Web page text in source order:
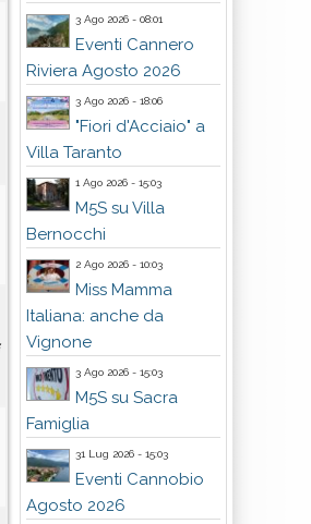
3 Ago 2026 - 08:01
Eventi Cannero
Riviera Agosto 2026
3 Ago 2026 - 18:06
"Fiori d'Acciaio" a
Villa Taranto
1 Ago 2026 - 15:03
M5S su Villa
Bernocchi
2 Ago 2026 - 10:03
Miss Mamma
Italiana: anche da
Vignone
3 Ago 2026 - 15:03
M5S su Sacra
Famiglia
31 Lug 2026 - 15:03
Eventi Cannobio
Agosto 2026